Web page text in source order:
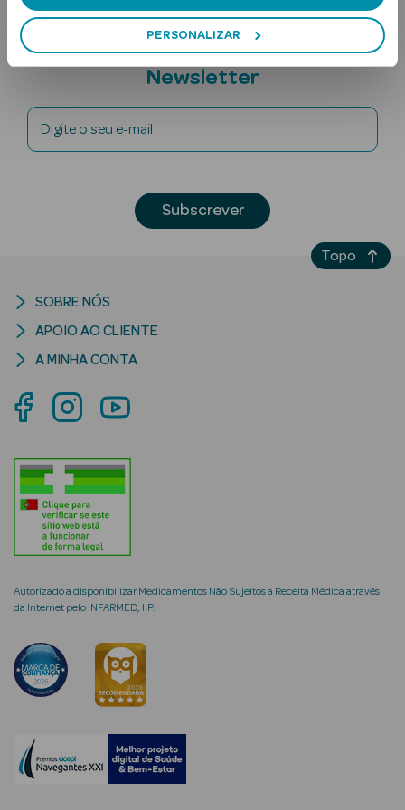
PERSONALIZAR
Solares Bebé e
Rosto e
Cosmética
Rosto
Hidratantes
Séruns Faciais
Creme de Olhos
Anti-
Subscreva a
Newsletter
Digite o seu e-mail
Subscrever
Autorizado a disponibilizar Medicamentos Não Sujeitos a Receita Médica através
da Internet pelo INFARMED, I.P.
SOBRE NÓS
APOIO AO CLIENTE
A MINHA CONTA
Topo